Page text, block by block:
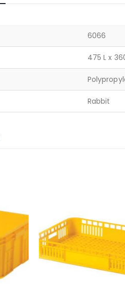
6066
475 L x
Rabbit